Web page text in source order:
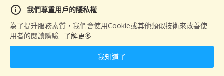
info
我們尊重用戶的隱私權
為了提升服務素質，我們會使用Cookie或其他類似技術來改善使
用者的閱讀體驗 了解更多
我知道了
這將幫助你深入理解
開發自己的向量檢索系統打下堅實基礎。
1️⃣環境準備